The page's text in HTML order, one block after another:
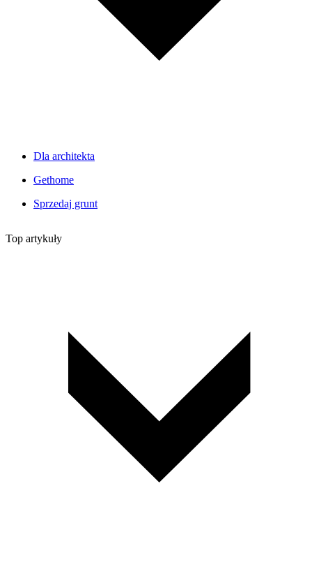
Dla architekta
Gethome
Sprzedaj grunt
Top artykuły